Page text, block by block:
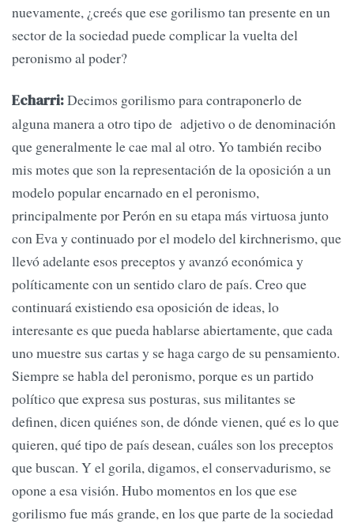
nuevamente, ¿creés que ese gorilismo tan presente en un
sector de la sociedad puede complicar la vuelta del
peronismo al poder?
Echarri:Decimos gorilismo para contraponerlo de
alguna manera a otro tipo de adjetivo o de denominación
que generalmente le cae mal al otro. Yo también recibo
mis motes que son la representación de la oposición a un
modelo popular encarnado en el peronismo,
principalmente por Perón en su etapa más virtuosa junto
con Eva y continuado por el modelo del kirchnerismo, que
llevó adelante esos preceptos y avanzó económica y
políticamente con un sentido claro de país. Creo que
continuará existiendo esa oposición de ideas, lo
interesante es que pueda hablarse abiertamente, que cada
uno muestre sus cartas y se haga cargo de su pensamiento.
Siempre se habla del peronismo, porque es un partido
político que expresa sus posturas, sus militantes se
definen, dicen quiénes son, de dónde vienen, qué es lo que
quieren, qué tipo de país desean, cuáles son los preceptos
que buscan. Y el gorila, digamos, el conservadurismo, se
opone a esa visión. Hubo momentos en los que ese
gorilismo fue más grande, en los que parte de la sociedad